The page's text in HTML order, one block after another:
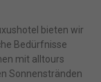
bieten wir
Bedürfnisse
mit alltours
Sonnenstränden